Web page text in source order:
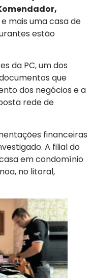
e mais uma casa de
estão
da PC, um dos
que
dos negócios e a
rede de
financeiras
A filial do
em condomínio
no litoral,